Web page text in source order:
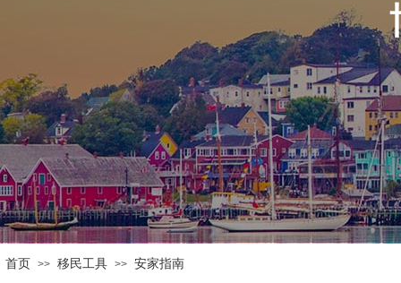
首页 >> 移民工具 >> 安家指南